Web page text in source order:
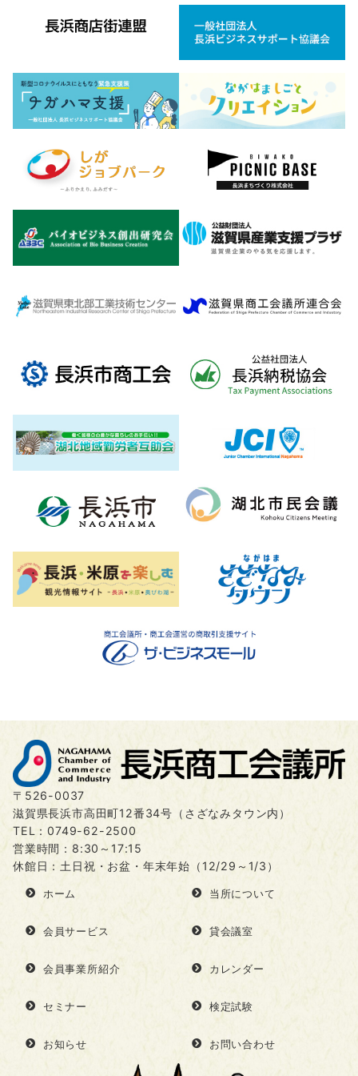
〒526-0037
滋賀県長浜市高田町12番34号（さざなみタウン内）
TEL：0749-62-2500
営業時間：8:30～17:15
休館日：土日祝・お盆・年末年始（12/29～1/3）
ホーム 当所について
会員サービス 貸会議室
会員事業所紹介 カレンダー
セミナー 検定試験
お知らせ お問い合わせ